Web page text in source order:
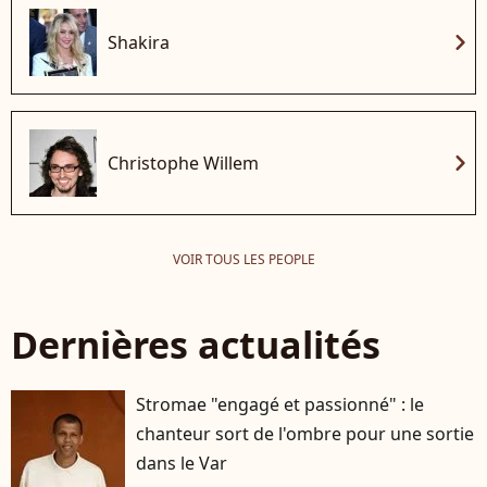
Shakira chevron_right
Christophe Willem chevron_right
VOIR TOUS LES PEOPLE
Dernières actualités
Stromae "engagé et passionné" : le
chanteur sort de l'ombre pour une sortie
dans le Var